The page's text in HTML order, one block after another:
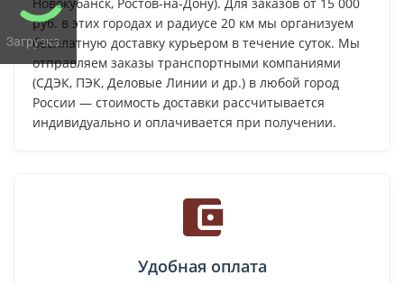
Загрузка...
руб. в этих городах и радиусе 20 км мы организуем
бесплатную доставку курьером в течение суток. Мы
отправляем заказы транспортными компаниями
(СДЭК, ПЭК, Деловые Линии и др.) в любой город
России — стоимость доставки рассчитывается
индивидуально и оплачивается при получении.
Удобная оплата